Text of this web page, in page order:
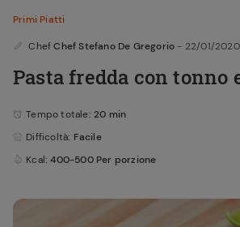
Primi Piatti
Chef Chef Stefano De Gregorio - 22/01/2020
Pasta fredda con tonno
Tempo totale: 20 min
Difficoltà: Facile
Kcal: 400-500 Per porzione